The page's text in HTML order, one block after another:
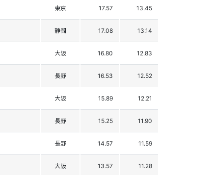
東京 17.57 13.45
静岡 17.08 13.14
大阪 16.80 12.83
長野 16.53 12.52
大阪 15.89 12.21
長野 15.25 11.90
長野 14.57 11.59
大阪 13.57 11.28